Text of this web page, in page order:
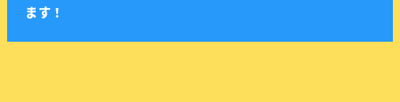
ます！